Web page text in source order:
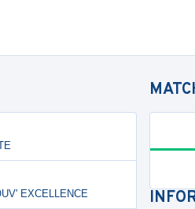
EXCELLENCE